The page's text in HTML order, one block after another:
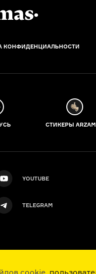
cookie,
КОНФИДЕНЦИАЛЬНОСТИ
СТИКЕРЫ
YOUTUBE
TELEGRAM